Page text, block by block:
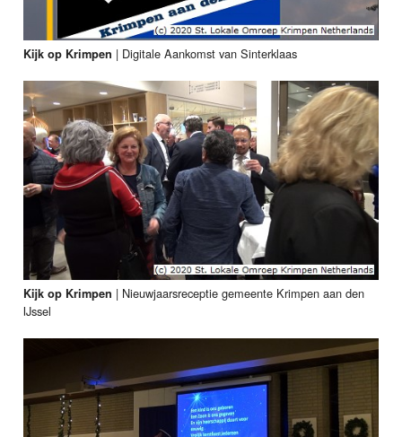
Kijk op Krimpen | Digitale Aankomst van Sinterklaas
Kijk op Krimpen | Nieuwjaarsreceptie gemeente Krimpen aan den
IJssel